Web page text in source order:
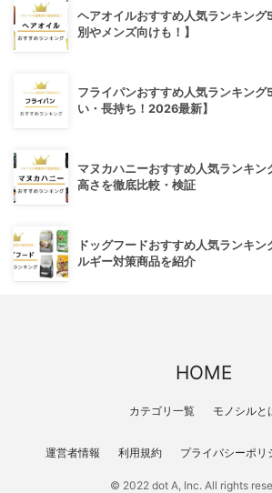
ヘアオイルおすすめ人気ランキン
別やメンズ向けも！】
フライパンおすすめ人気ランキン
い・長持ち！2026最新】
マヌカハニーおすすめ人気ランキ
高さを徹底比較・検証
ドッグフードおすすめ人気ランキ
ルギー対策商品を紹介
HOME
カテゴリ一覧 モノシルと
運営者情報 利用規約 プライバシーポリ
© 2022 dot A, Inc. All rights